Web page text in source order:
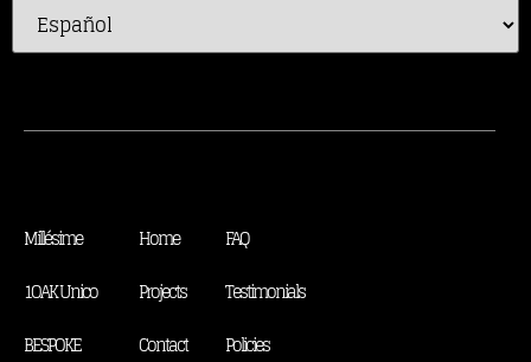
Millésime
1OAK Unico
BESPOKE
Home
Projects
Contact
FAQ
Testimonials
Policies